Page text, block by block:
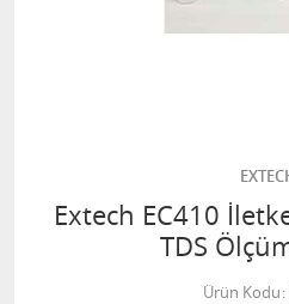
Extech EC410
TDS
Ürün Kodu